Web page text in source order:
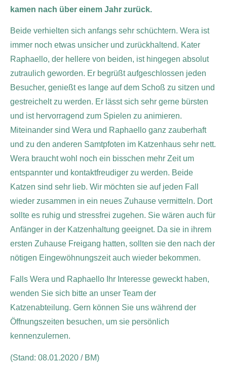
kamen nach über einem Jahr zurück.
Beide verhielten sich anfangs sehr schüchtern. Wera ist
immer noch etwas unsicher und zurückhaltend. Kater
Raphaello, der hellere von beiden, ist hingegen absolut
zutraulich geworden. Er begrüßt aufgeschlossen jeden
Besucher, genießt es lange auf dem Schoß zu sitzen und
gestreichelt zu werden. Er lässt sich sehr gerne bürsten
und ist hervorragend zum Spielen zu animieren.
Miteinander sind Wera und Raphaello ganz zauberhaft
und zu den anderen Samtpfoten im Katzenhaus sehr nett.
Wera braucht wohl noch ein bisschen mehr Zeit um
entspannter und kontaktfreudiger zu werden. Beide
Katzen sind sehr lieb. Wir möchten sie auf jeden Fall
wieder zusammen in ein neues Zuhause vermitteln. Dort
sollte es ruhig und stressfrei zugehen. Sie wären auch für
Anfänger in der Katzenhaltung geeignet. Da sie in ihrem
ersten Zuhause Freigang hatten, sollten sie den nach der
nötigen Eingewöhnungszeit auch wieder bekommen.
Falls Wera und Raphaello Ihr Interesse geweckt haben,
wenden Sie sich bitte an unser Team der
Katzenabteilung. Gern können Sie uns während der
Öffnungszeiten besuchen, um sie persönlich
kennenzulernen.
(Stand: 08.01.2020 / BM)